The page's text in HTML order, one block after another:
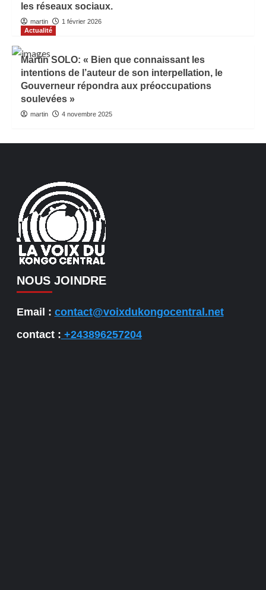
les réseaux sociaux.
martin
1 février 2026
Actualité
Martin SOLO: « Bien que connaissant les
intentions de l’auteur de son interpellation, le
Gouverneur répondra aux préoccupations
soulevées »
martin 4 novembre 2025
NOUS JOINDRE
Email : contact@voixdukongocentral.net
contact : +243896257204